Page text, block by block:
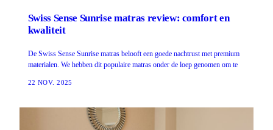
Swiss Sense Sunrise matras review: comfort en
kwaliteit
De Swiss Sense Sunrise matras belooft een goede nachtrust met premium
materialen. We hebben dit populaire matras onder de loep genomen om te
22 NOV. 2025